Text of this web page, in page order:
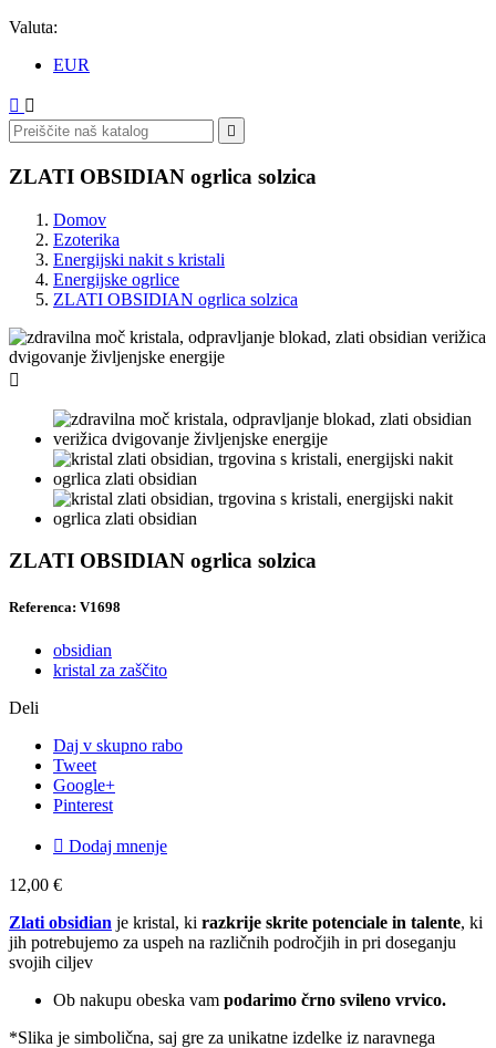
Valuta:
EUR
 

ZLATI OBSIDIAN ogrlica solzica
Domov
Ezoterika
Energijski nakit s kristali
Energijske ogrlice
ZLATI OBSIDIAN ogrlica solzica

ZLATI OBSIDIAN ogrlica solzica
Referenca: V1698
obsidian
kristal za zaščito
Deli
Daj v skupno rabo
Tweet
Google+
Pinterest
 Dodaj mnenje
12,00 €
Zlati obsidian je kristal, ki razkrije skrite potenciale in talente, ki
jih potrebujemo za uspeh na različnih področjih in pri doseganju
svojih ciljev
Ob nakupu obeska vam podarimo črno svileno vrvico.
*Slika je simbolična, saj gre za unikatne izdelke iz naravnega